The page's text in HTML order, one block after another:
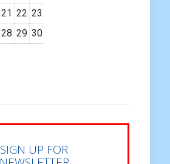
21 22 23
28 29 30
SIGN UP FOR